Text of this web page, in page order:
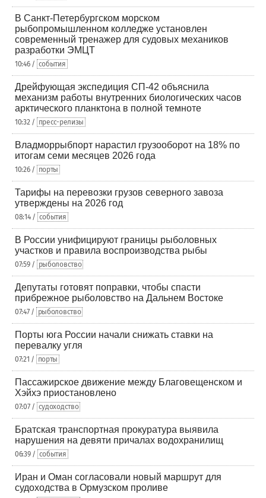
В Санкт-Петербургском морском
рыбопромышленном колледже установлен
современный тренажер для судовых механиков
разработки ЭМЦТ
10:46 / события
Дрейфующая экспедиция СП-42 объяснила
механизм работы внутренних биологических часов
арктического планктона в полной темноте
10:32 / пресс-релизы
Владморрыбпорт нарастил грузооборот на 18% по
итогам семи месяцев 2026 года
10:26 / порты
Тарифы на перевозки грузов северного завоза
утверждены на 2026 год
08:14 / события
В России унифицируют границы рыболовных
участков и правила воспроизводства рыбы
07:59 / рыболовство
Депутаты готовят поправки, чтобы спасти
прибрежное рыболовство на Дальнем Востоке
07:47 / рыболовство
Порты юга России начали снижать ставки на
перевалку угля
07:21 / порты
Пассажирское движение между Благовещенском и
Хэйхэ приостановлено
07:07 / судоходство
Братская транспортная прокуратура выявила
нарушения на девяти причалах водохранилищ
06:39 / события
Иран и Оман согласовали новый маршрут для
судоходства в Ормузском проливе